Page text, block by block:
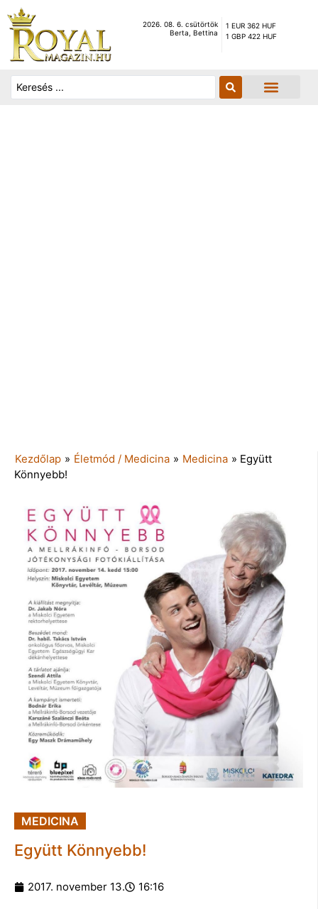
2026. 08. 6. csütörtök
Berta, Bettina
1 EUR 362 HUF
1 GBP 422 HUF
Kezdőlap » Életmód / Medicina » Medicina » Együtt
Könnyebb!
MEDICINA
Együtt Könnyebb!
2017. november 13. 16:16